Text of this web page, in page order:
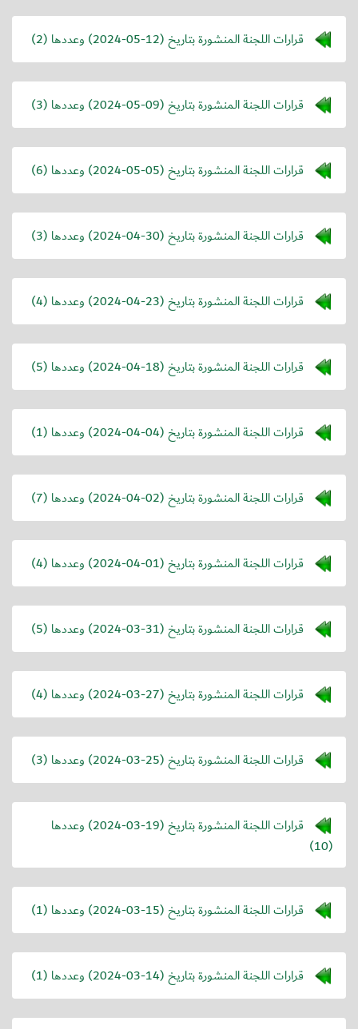
قرارات اللجنة المنشورة بتاريخ (2024-05-12) وعددها (2)
قرارات اللجنة المنشورة بتاريخ (2024-05-09) وعددها (3)
قرارات اللجنة المنشورة بتاريخ (2024-05-05) وعددها (6)
قرارات اللجنة المنشورة بتاريخ (2024-04-30) وعددها (3)
قرارات اللجنة المنشورة بتاريخ (2024-04-23) وعددها (4)
قرارات اللجنة المنشورة بتاريخ (2024-04-18) وعددها (5)
قرارات اللجنة المنشورة بتاريخ (2024-04-04) وعددها (1)
قرارات اللجنة المنشورة بتاريخ (2024-04-02) وعددها (7)
قرارات اللجنة المنشورة بتاريخ (2024-04-01) وعددها (4)
قرارات اللجنة المنشورة بتاريخ (2024-03-31) وعددها (5)
قرارات اللجنة المنشورة بتاريخ (2024-03-27) وعددها (4)
قرارات اللجنة المنشورة بتاريخ (2024-03-25) وعددها (3)
قرارات اللجنة المنشورة بتاريخ (2024-03-19) وعددها
(10)
قرارات اللجنة المنشورة بتاريخ (2024-03-15) وعددها (1)
قرارات اللجنة المنشورة بتاريخ (2024-03-14) وعددها (1)